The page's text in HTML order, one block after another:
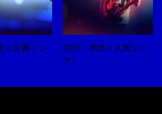
☆定番ソン
20代：男性☆人気ソン
グ♪